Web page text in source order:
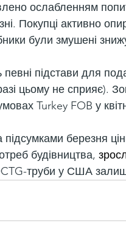
ослабленням
Покупці активно
були змушені
підстави для
цьому не сприяє).
Turkey FOB у
березня
будівництва,
труби у США